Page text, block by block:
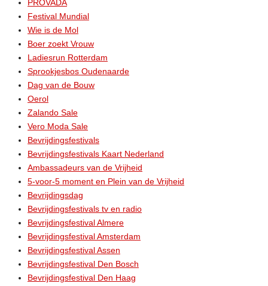
PROVADA
Festival Mundial
Wie is de Mol
Boer zoekt Vrouw
Ladiesrun Rotterdam
Sprookjesbos Oudenaarde
Dag van de Bouw
Oerol
Zalando Sale
Vero Moda Sale
Bevrijdingsfestivals
Bevrijdingsfestivals Kaart Nederland
Ambassadeurs van de Vrijheid
5-voor-5 moment en Plein van de Vrijheid
Bevrijdingsdag
Bevrijdingsfestivals tv en radio
Bevrijdingsfestival Almere
Bevrijdingsfestival Amsterdam
Bevrijdingsfestival Assen
Bevrijdingsfestival Den Bosch
Bevrijdingsfestival Den Haag